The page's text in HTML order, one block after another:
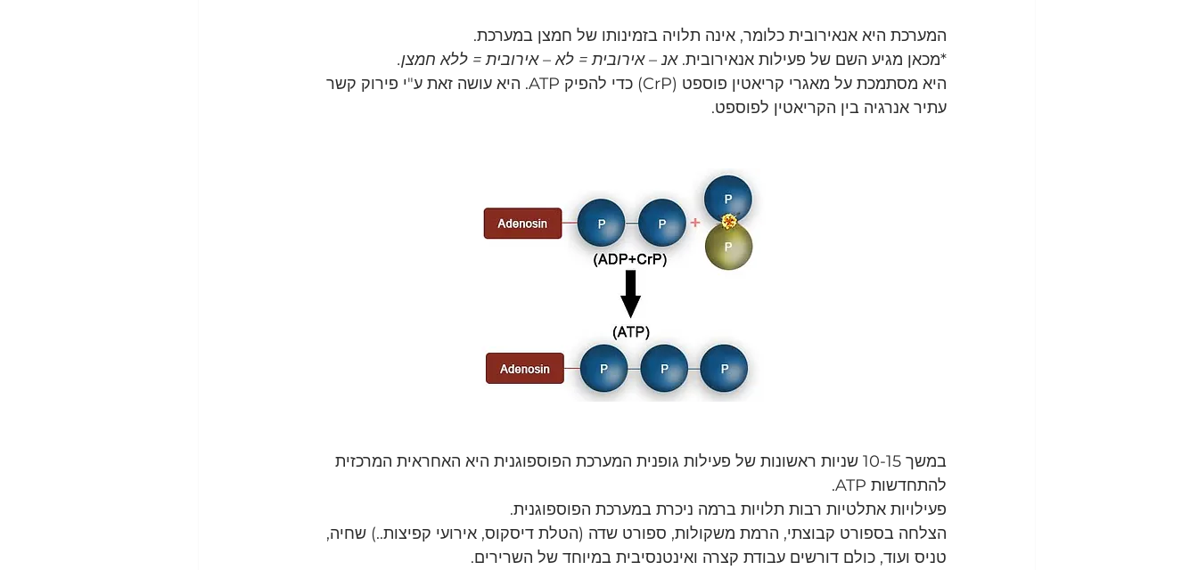
המערכת היא אנאירובית כלומר, אינה תלויה בזמינותו של חמצן במערכת.
*מכאן מגיע השם של פעילות אנאירובית. אנ – אירובית = לא – אירובית = ללא חמצן.
היא מסתמכת על מאגרי קריאטין פוספט (CrP) כדי להפיק ATP. היא עושה זאת ע"י פירוק קשר
עתיר אנרגיה בין הקריאטין לפוספט.
במשך 10-15 שניות ראשונות של פעילות גופנית המערכת הפוספוגנית היא האחראית המרכזית
להתחדשות ATP.
פעילויות אתלטיות רבות תלויות ברמה ניכרת במערכת הפוספוגנית.
הצלחה בספורט קבוצתי, הרמת משקולות, ספורט שדה (הטלת דיסקוס, אירועי קפיצות..) שחיה,
טניס ועוד, כולם דורשים עבודת קצרה ואינטנסיבית במיוחד של השרירים.